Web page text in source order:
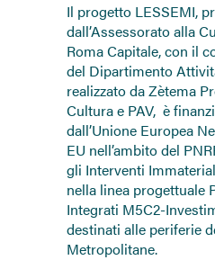
Il progetto LESSEMI,
dall’Assessorato alla
Roma Capitale, con il
del Dipartimento
realizzato da Zètema
Cultura e PAV, è
dall’Unione Europea
EU nell’ambito del
gli Interventi
nella linea progettuale
Integrati M5C2-
destinati alle periferie
Metropolitane.